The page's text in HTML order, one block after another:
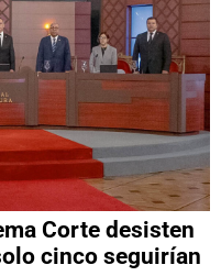
Corte desisten
cinco seguirían